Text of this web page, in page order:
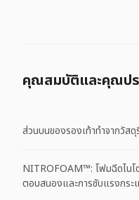
คุณสมบัติและคุณปร
ส่วนบนของรองเท้าทำจากวัส
NITROFOAM™: โฟมฉีดไนโ
ตอบสนองและการซับแรงกระ